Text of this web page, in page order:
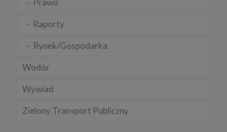
Prawo
Raporty
Rynek/Gospodarka
Wodór
Wywiad
Zielony Transport Publiczny